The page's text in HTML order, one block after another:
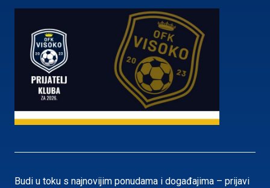
Budi u toku s najnovijim ponudama i događajima – prijavi